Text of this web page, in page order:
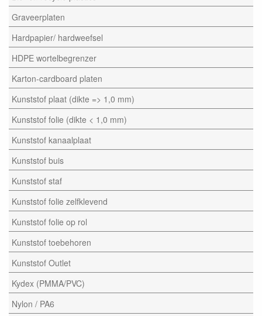
Graveerplaten
Hardpapier/ hardweefsel
HDPE wortelbegrenzer
Karton-cardboard platen
Kunststof plaat (dikte => 1,0 mm)
Kunststof folie (dikte < 1,0 mm)
Kunststof kanaalplaat
Kunststof buis
Kunststof staf
Kunststof folie zelfklevend
Kunststof folie op rol
Kunststof toebehoren
Kunststof Outlet
Kydex (PMMA/PVC)
Nylon / PA6